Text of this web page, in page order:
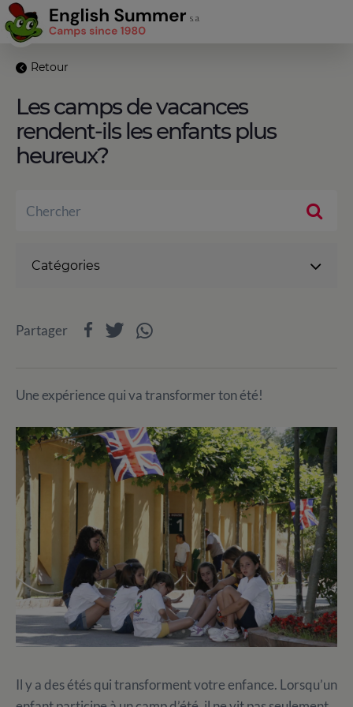
Retour
Les camps de vacances
rendent-ils les enfants plus
heureux?
Une expérience qui va transformer ton été!
Il y a des étés qui transforment votre enfance. Lorsqu’un
Catégories
Partager